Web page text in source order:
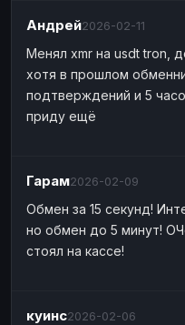
Андрей2026-02-11
Менял xmr на usdt tron,
хотя в прошлом
подтверждений и 5
приду ещё
Гарам2026-02-09
Обмен за 15 секунд!
но обмен до 5 минут!
стоял на кассе!
куинс2026-02-06